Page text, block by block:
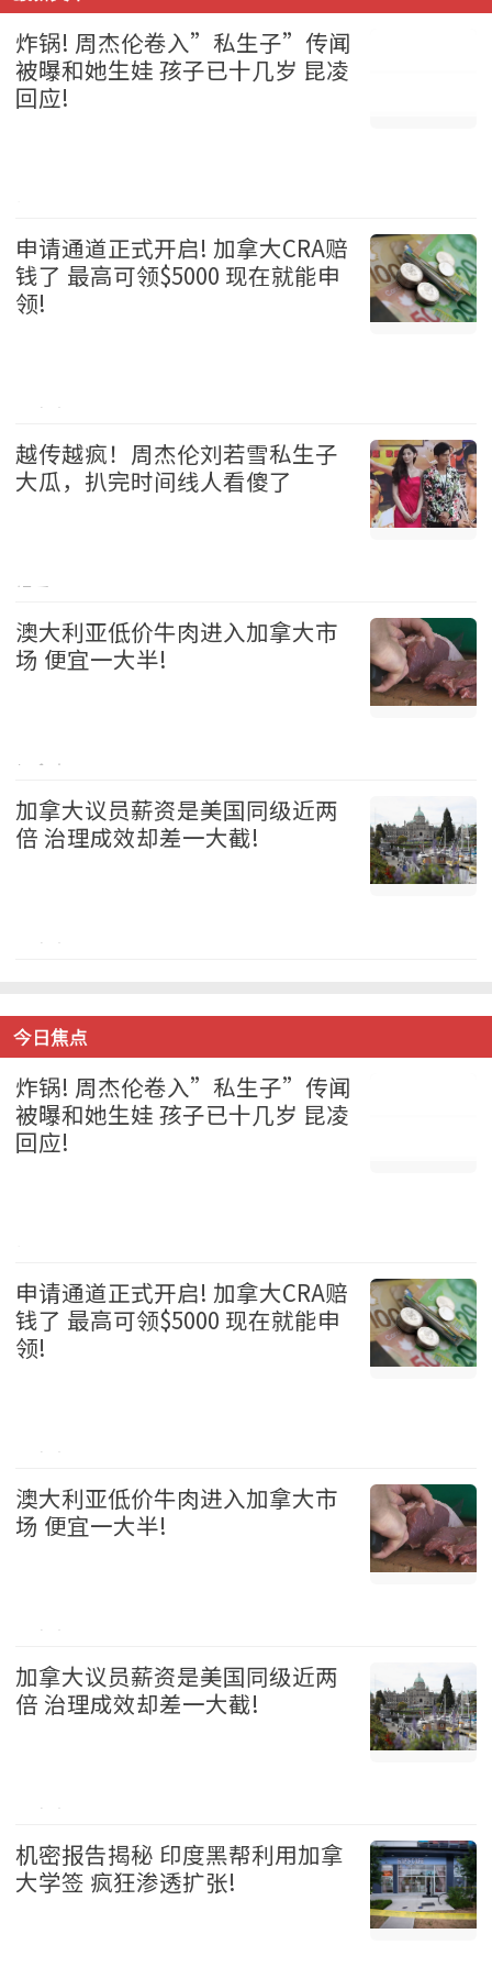
炸锅! 周杰伦卷入”私生子”传闻
被曝和她生娃 孩子已十几岁 昆凌
回应!
申请通道正式开启! 加拿大CRA赔
钱了 最高可领$5000 现在就能申
领!
加拿大 2026-08-05
越传越疯！周杰伦刘若雪私生子
大瓜，扒完时间线人看傻了
娱乐 2026-08-05
澳大利亚低价牛肉进入加拿大市
场 便宜一大半!
加拿大 2026-08-05
加拿大议员薪资是美国同级近两
倍 治理成效却差一大截!
加拿大 2026-08-05
今日焦点
炸锅! 周杰伦卷入”私生子”传闻
被曝和她生娃 孩子已十几岁 昆凌
回应!
申请通道正式开启! 加拿大CRA赔
钱了 最高可领$5000 现在就能申
领!
加拿大 2026-08-05
澳大利亚低价牛肉进入加拿大市
场 便宜一大半!
加拿大 2026-08-05
加拿大议员薪资是美国同级近两
倍 治理成效却差一大截!
加拿大 2026-08-05
机密报告揭秘 印度黑帮利用加拿
大学签 疯狂渗透扩张!